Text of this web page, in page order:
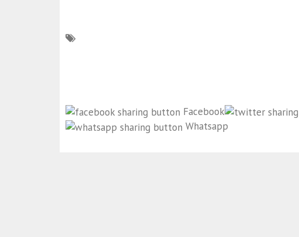
Facebook
Whatsapp